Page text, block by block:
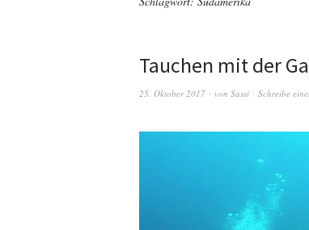
Tauchen mit der
25. Oktober 2017 von Sassi Schreibe